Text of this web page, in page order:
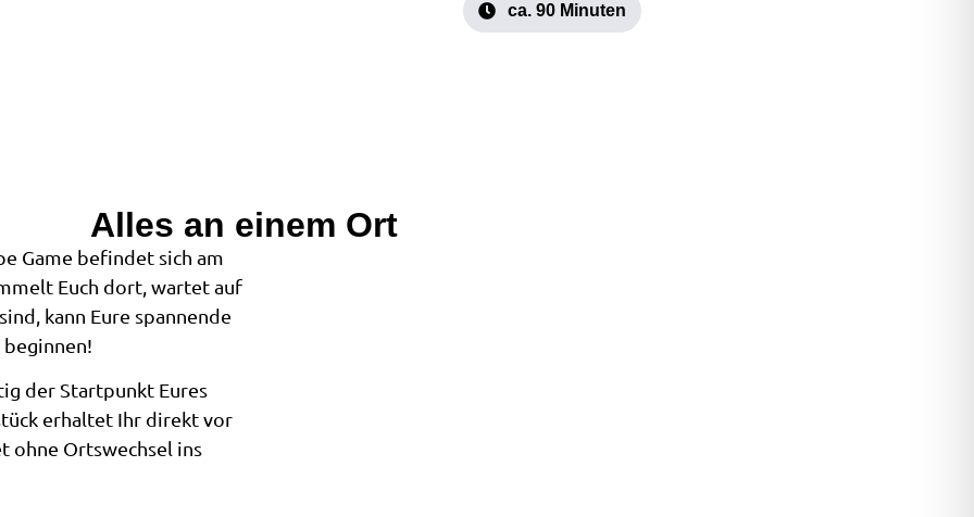
ca. 90 Minuten
Alles an einem Ort
Game befindet sich am
Euch dort, wartet auf
kann Eure spannende
der Startpunkt Eures
erhaltet Ihr direkt vor
ohne Ortswechsel ins